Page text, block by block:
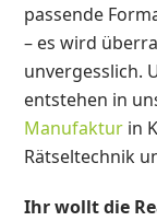
passende
– es wird
unvergesslich.
entstehen in
Manufaktur in
Rätseltechnik
Ihr wollt die